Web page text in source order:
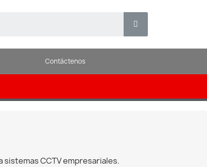
Contáctenos
sistemas CCTV empresariales.